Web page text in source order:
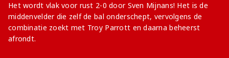
Het wordt vlak voor rust 2-0 door Sven Mijnans! Het is de
middenvelder die zelf de bal onderschept, vervolgens de
combinatie zoekt met Troy Parrott en daarna beheerst
afrondt.